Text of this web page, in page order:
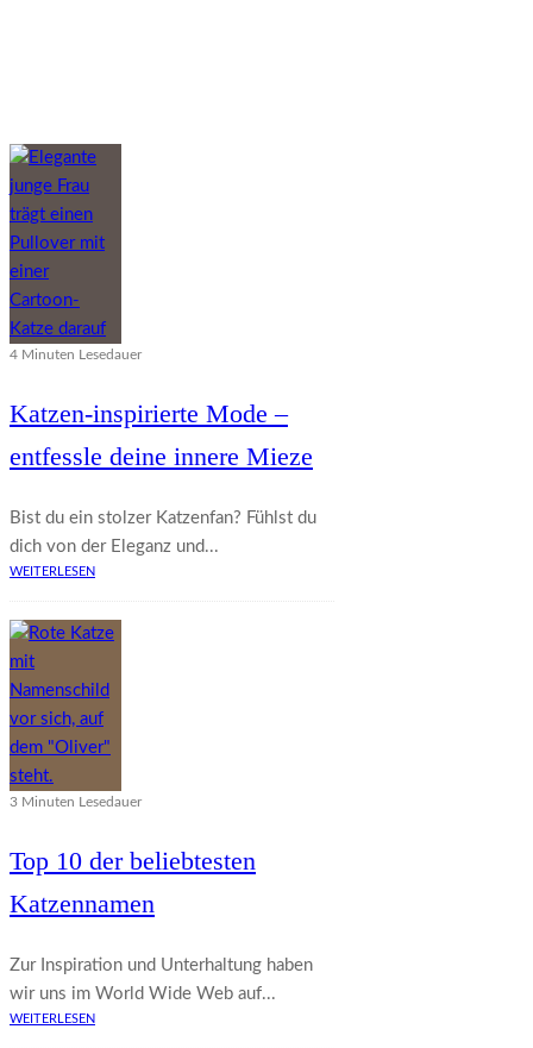
4 Minuten Lesedauer
Katzen-inspirierte Mode –
entfessle deine innere Mieze
Bist du ein stolzer Katzenfan? Fühlst du
dich von der Eleganz und...
WEITERLESEN
3 Minuten Lesedauer
Top 10 der beliebtesten
Katzennamen
Zur Inspiration und Unterhaltung haben
wir uns im World Wide Web auf...
WEITERLESEN